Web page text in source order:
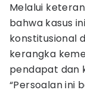
Melalui
bahwa kasus
konstitusional
kerangka
pendapat dan
“Persoalan ini